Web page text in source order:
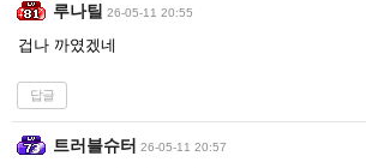
루나틸 26-05-11 20:55
겁나 까였겠네
답글
트러블슈터 26-05-11 20:57